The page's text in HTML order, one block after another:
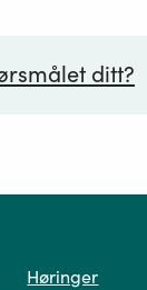
ditt?
Høringer